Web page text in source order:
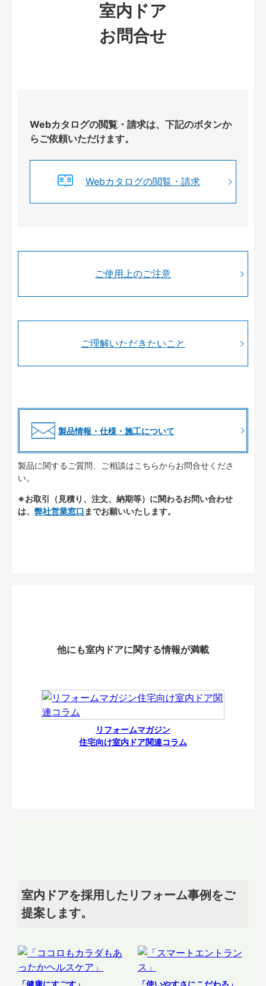
室内ドア
お問合せ
Webカタログの閲覧・請求は、下記のボタンか
らご依頼いただけます。
Webカタログの閲覧・請求
ご使用上のご注意
ご理解いただきたいこと
製品情報・仕様・施工について
製品に関するご質問、ご相談はこちらからお問合せくださ
い。
※お取引（見積り、注文、納期等）に関わるお問い合わせ
は、 弊社営業窓口 までお願いいたします。
他にも室内ドアに関する情報が満載
リフォームマガジン
住宅向け室内ドア関連コラム
室内ドアを採用したリフォーム事例をご
提案します。